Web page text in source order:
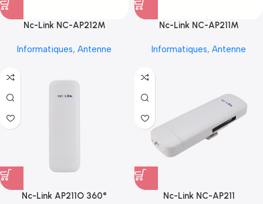
Nc-Link NC-AP212M
Informatiques, Antenne
Nc-Link NC-AP211M
Informatiques, Antenne
Nc-Link AP211O 360° Nc-Link NC-AP211